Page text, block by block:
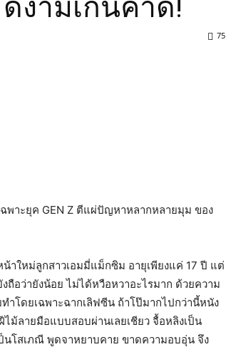
งามเกินคาด!
75
พาะยุค GEN Z ตีแผ่ปัญหาหลากหลายมุม ของ
ใหม่ลูกสาวเอมมี่แม็กซิม อายุเพียงแค่ 17 ปี แต่
ถือว่ายังน้อย ไม่ได้หวือหวาอะไรมาก ด้วยความ
ำโดยเฉพาะฉากเลิฟซีน ถ้าโป๊มากไปกว่านี้หนัง
ม้ลายมือแบบสอบผ่านเลยเชียว จื้อหลิงเป็น
นโสเภณี พูดจาหยาบคาย ขาดความอบอุ่น จึง